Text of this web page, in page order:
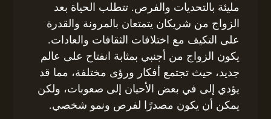
مليئة بالتحديات والفرص. تتطلب الحياة بعد
الزواج من شريكان يتمتعان بالمرونة والقدرة
على التكيف مع اختلافات الثقافات والعادات.
يكون الزواج من أجنبي بمثابة انفتاح على عالم
جديد، حيث تجتمع أفكار ورؤى مختلفة، مما قد
يؤدي إلى في بعض الأحيان إلى صعوبات، ولكن
يمكن أن يكون مصدرًا لفرص ونمو شخصي.